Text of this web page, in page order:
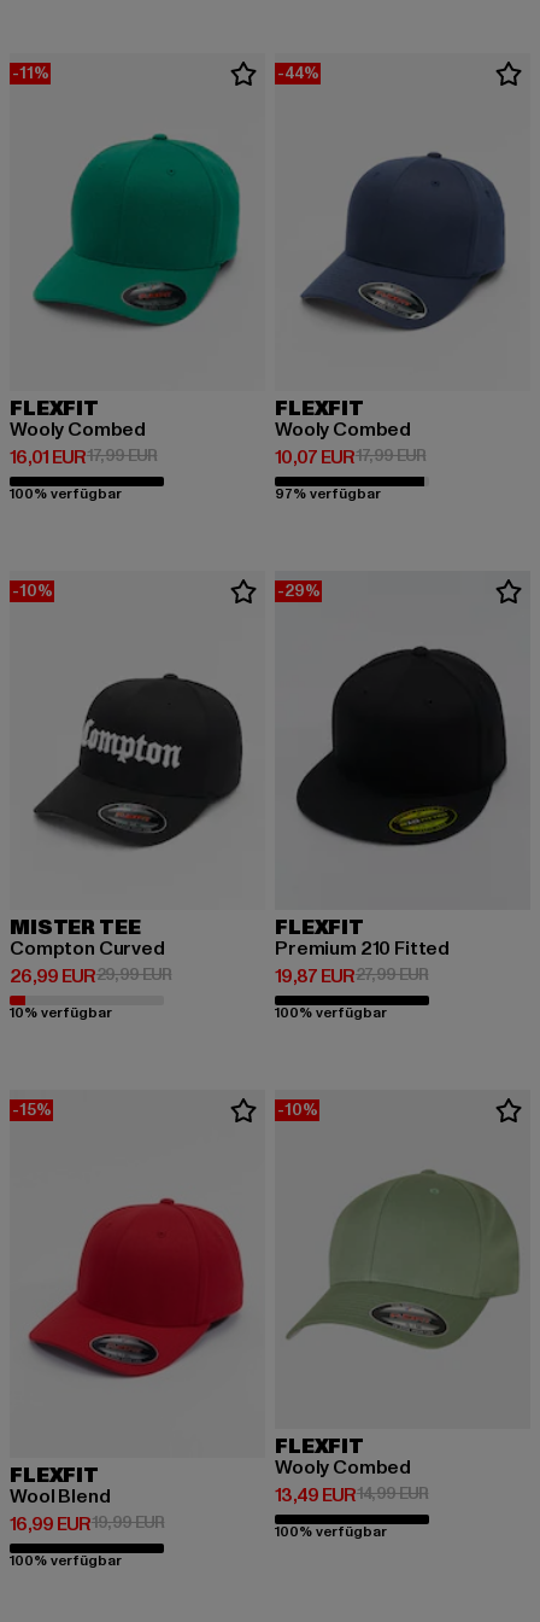
-11%
FLEXFIT
Wooly Combed
16,01 EUR
Derzeitiger Preis: 16,01 EUR
17,99 EURAktionspreis: 17,99 EUR
100% verfügbar
-44%
FLEXFIT
Wooly Combed
10,07 EUR
Derzeitiger Preis: 10,07 EUR
17,99 EURAktionspreis:
97% verfügbar
-10%
MISTER TEE
Compton Curved
26,99 EUR
Derzeitiger Preis: 26,99 EUR
29,99 EURAktionspreis: 29,99 EUR
10% verfügbar
-29%
FLEXFIT
Premium 210 Fitted
19,87 EUR
Derzeitiger Preis: 19,87 EUR
27,99 EURAktionspreis:
100% verfügbar
-15%
FLEXFIT
Wool Blend
16,99 EUR
Derzeitiger Preis: 16,99 EUR
19,99 EURAktionspreis: 19,99 EUR
100% verfügbar
-10%
FLEXFIT
Wooly Combed
13,49 EUR
Derzeitiger Preis: 13,49 EUR
14,99 EURAktionspreis:
100% verfügbar